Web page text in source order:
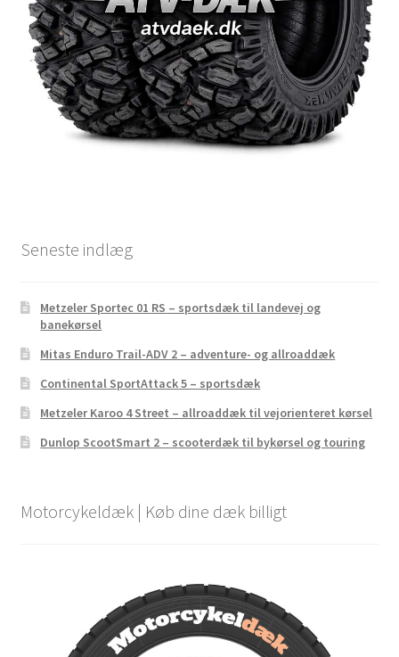
Seneste indlæg
Metzeler Sportec 01 RS – sportsdæk til landevej og
banekørsel
Mitas Enduro Trail-ADV 2 – adventure- og allroaddæk
Continental SportAttack 5 – sportsdæk
Metzeler Karoo 4 Street – allroaddæk til vejorienteret kørsel
Dunlop ScootSmart 2 – scooterdæk til bykørsel og touring
Motorcykeldæk | Køb dine dæk billigt